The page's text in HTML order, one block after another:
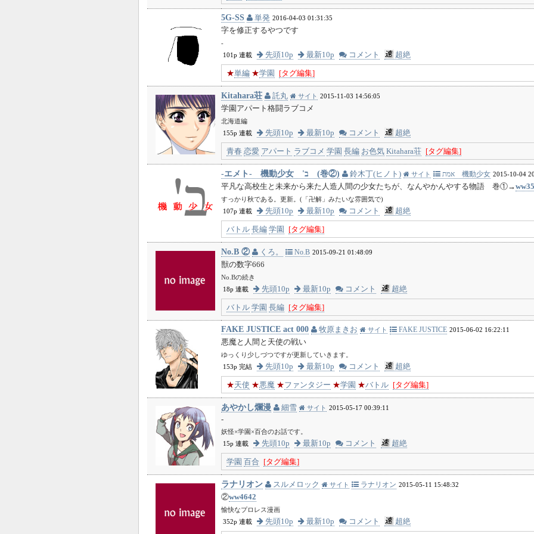
5G-SS 単発 2016-04-03 01:31:35
字を修正するやつです
-
101p 連載
先頭10p 最新10p コメント 超絶
★単編 ★学園 [タグ編集]
Kitahara荘 託丸 サイト 2015-11-03 14:56:05
学園アパート格闘ラブコメ
北海道編
155p 連載
先頭10p 最新10p コメント 超絶
青春 恋愛 アパート ラブコメ 学園 長編 お色気 Kitahara荘 [タグ編集]
‐エメト‐ 機動少女 'ב (巻②) 鈴木丁(ヒノト) サイト אמת 機動少女 2015-10-04
平凡な高校生と未来から来た人造人間の少女たちが、なんやかんやする物語 巻①→
すっかり秋である。更新。(「卍解」みたいな雰囲気で)
107p 連載
先頭10p 最新10p コメント 超絶
バトル 長編 学園 [タグ編集]
No.B ② くろ。 No.B 2015-09-21 01:48:09
獣の数字666
No.Bの続き
18p 連載
先頭10p 最新10p コメント 超絶
バトル 学園 長編 [タグ編集]
FAKE JUSTICE act 000 牧原まきお サイト FAKE JUSTICE 2015-06-02 16:22:11
悪魔と人間と天使の戦い
ゆっくり少しづつですが更新していきます。
153p 完結
先頭10p 最新10p コメント 超絶
★天使 ★悪魔 ★ファンタジー ★学園 ★バトル [タグ編集]
あやかし爛漫 細雪 サイト 2015-05-17 00:39:11
-
妖怪×学園×百合のお話です。
15p 連載
先頭10p 最新10p コメント 超絶
学園 百合 [タグ編集]
ラナリオン スルメロック サイト ラナリオン 2015-05-11 15:48:32
②ww4642
愉快なプロレス漫画
352p 連載
先頭10p 最新10p コメント 超絶